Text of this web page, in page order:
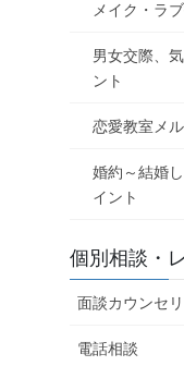
メイク・ラ
男女交際、
ント
恋愛教室メ
婚約～結婚
イント
個別相談・
面談カウンセ
電話相談